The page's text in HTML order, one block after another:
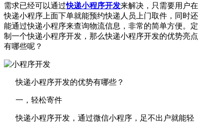
需求已经可以通过快递小程序开发来解决，只需要用户在
快递小程序上面下单就能预约快递人员上门取件，同时还
能通过快递小程序来查询物流信息，非常的简单方便。定
制一个快递小程序开发，那么快递小程序开发的优势亮点
有哪些呢？
快递小程序开发的优势有哪些？
一，轻松寄件
快递小程序开发，通过微信小程序，足不出户就能轻